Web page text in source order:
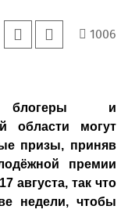
1006
блогеры и
области могут
призы, приняв
премии
августа, так что
недели, чтобы